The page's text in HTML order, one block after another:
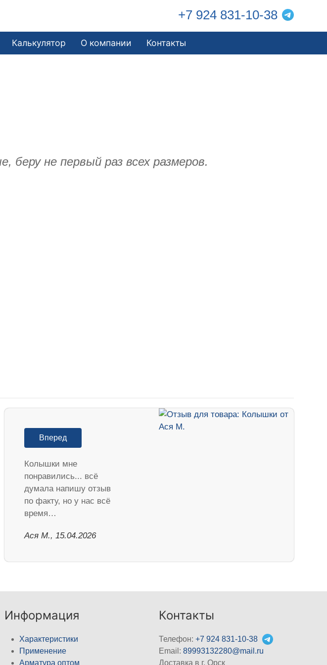
+7 924 831-10-38
Калькулятор О компании Контакты
не первый раз всех размеров.
Вперед
Колышки мне
понравились... всё
думала напишу отзыв
по факту, но у нас всё
время…
Ася М., 15.04.2026
Информация
Характеристики
Применение
Арматура оптом
Контакты
Телефон:+7 924 831-10-38
Email:89993132280@mail.ru
Доставка в г. Орск